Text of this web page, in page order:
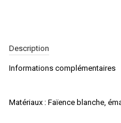
Description
Informations complémentaires
Matériaux : Faïence blanche,